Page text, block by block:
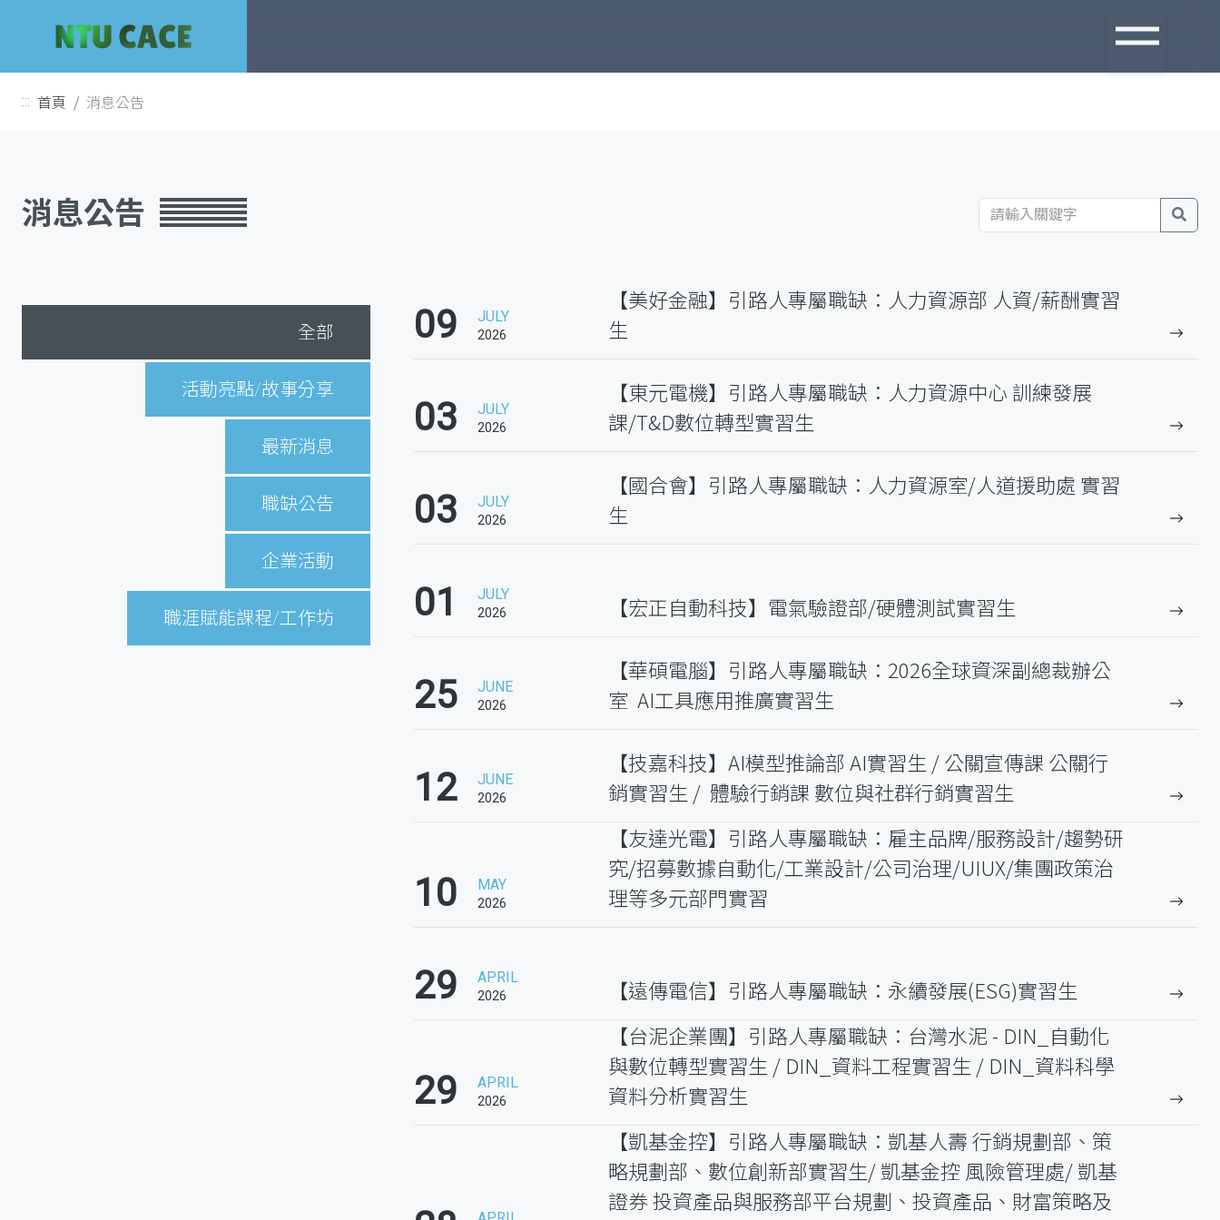
::: 首頁 消息公告
消息公告
搜
全部
活動亮點/故事分享
最新消息
職缺公告
企業活動
職涯賦能課程/工作坊
09 JULY
2026
【美好金融】引路人專屬職缺：人力資源部 人資/薪酬實習
生
03 JULY
2026
【東元電機】引路人專屬職缺：人力資源中心 訓練發展
課/T&D數位轉型實習生
03 JULY
2026
【國合會】引路人專屬職缺：人力資源室/人道援助處 實習
生
01 JULY
2026 【宏正自動科技】電氣驗證部/硬體測試實習生
25 JUNE
2026
【華碩電腦】引路人專屬職缺：2026全球資深副總裁辦公
室 AI工具應用推廣實習生
12 JUNE
2026
【技嘉科技】AI模型推論部 AI實習生 / 公關宣傳課 公關行
銷實習生 / 體驗行銷課 數位與社群行銷實習生
10 MAY
2026
【友達光電】引路人專屬職缺：雇主品牌/服務設計/趨勢研
究/招募數據自動化/工業設計/公司治理/UIUX/集團政策治
理等多元部門實習
29 APRIL
2026 【遠傳電信】引路人專屬職缺：永續發展(ESG)實習生
29 APRIL
2026
【台泥企業團】引路人專屬職缺：台灣水泥 - DIN_自動化
與數位轉型實習生 / DIN_資料工程實習生 / DIN_資料科學
資料分析實習生
【凱基金控】引路人專屬職缺：凱基人壽 行銷規劃部、策
略規劃部、數位創新部實習生/ 凱基金控 風險管理處/ 凱基
證券 投資產品與服務部平台規劃、投資產品、財富策略及